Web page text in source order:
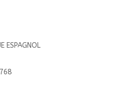
ESPAGNOL